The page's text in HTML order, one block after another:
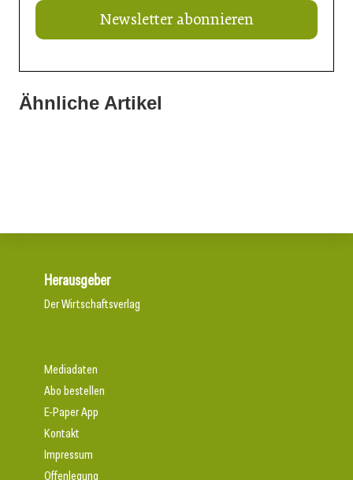
Newsletter abonnieren
Ähnliche Artikel
13. Mai 2026
08. November 2025
Herausgeber
Der Wirtschaftsverlag
Mediadaten
Abo bestellen
E-Paper App
Kontakt
Impressum
Offenlegung